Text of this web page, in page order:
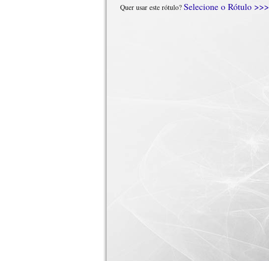
Quer usar este rótulo? Selecione o Rótulo >>>